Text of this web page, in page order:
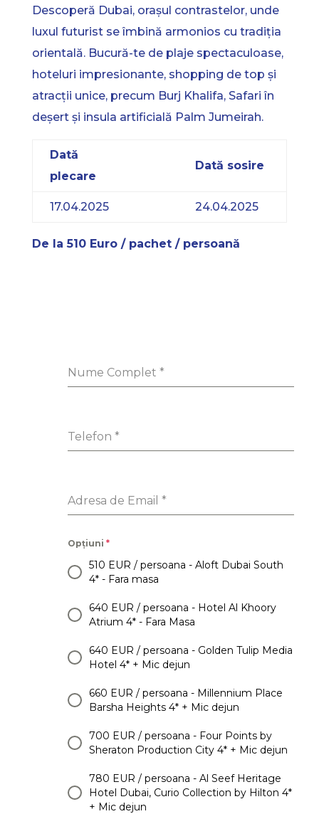
Descoperă Dubai, orașul contrastelor, unde
luxul futurist se îmbină armonios cu tradiția
orientală. Bucură-te de plaje spectaculoase,
hoteluri impresionante, shopping de top și
atracții unice, precum Burj Khalifa, Safari în
deșert și insula artificială Palm Jumeirah.
Dată
plecare
Dată sosire
17.04.2025 24.04.2025
De la 510 Euro / pachet / persoană
Nume Complet *
Telefon *
Adresa de Email *
Opțiuni *
510 EUR / persoana - Aloft Dubai South
4* - Fara masa
640 EUR / persoana - Hotel Al Khoory
Atrium 4* - Fara Masa
640 EUR / persoana - Golden Tulip Media
Hotel 4* + Mic dejun
660 EUR / persoana - Millennium Place
Barsha Heights 4* + Mic dejun
700 EUR / persoana - Four Points by
Sheraton Production City 4* + Mic dejun
780 EUR / persoana - Al Seef Heritage
Hotel Dubai, Curio Collection by Hilton 4*
+ Mic dejun